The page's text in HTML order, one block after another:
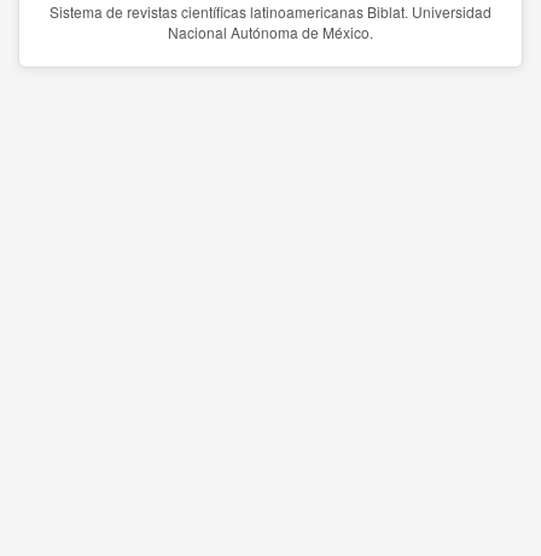
Sistema de revistas científicas latinoamericanas Biblat. Universidad
Nacional Autónoma de México.